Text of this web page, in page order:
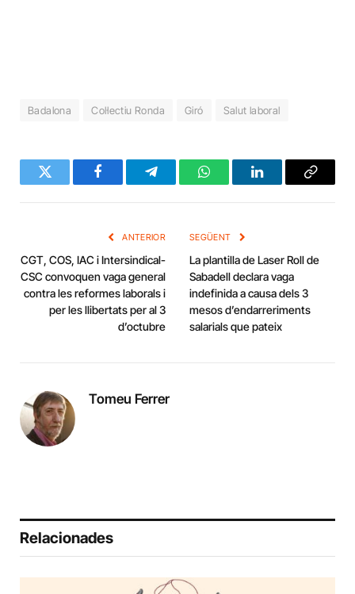
Badalona Col·lectiu Ronda Giró Salut laboral
Twitter FacebookTelegramWhatsAppLinkedInCopy
ANTERIOR
CGT, COS, IAC i Intersindical-
CSC convoquen vaga general
contra les reformes laborals i
per les llibertats per al 3
d’octubre
SEGÜENT
La plantilla de Laser Roll de
Sabadell declara vaga
indefinida a causa dels 3
mesos d’endarreriments
salarials que pateix
Tomeu Ferrer
Relacionades